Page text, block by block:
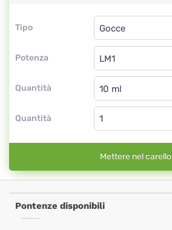
Tipo
Tipo
Potenza
Gocce
LM1
Quantità
Gocce
Quantità
Mettere nel carello
Pontenze disponibili